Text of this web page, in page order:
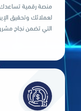
منصة رقمية تساعدك
لعملائك وتحقيق
التي تضمن نجاح
منصة رقمية
لعملائك وتحقيق
التي تضمن نجاح
شاهد المزيد